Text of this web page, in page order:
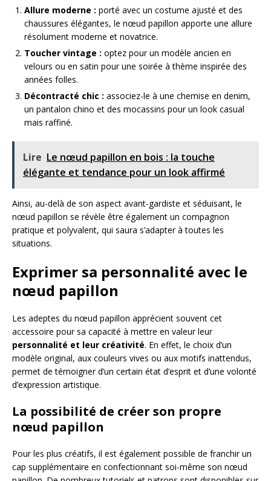
Allure moderne : porté avec un costume ajusté et des
chaussures élégantes, le nœud papillon apporte une allure
résolument moderne et novatrice.
Toucher vintage : optez pour un modèle ancien en
velours ou en satin pour une soirée à thème inspirée des
années folles.
Décontracté chic : associez-le à une chemise en denim,
un pantalon chino et des mocassins pour un look casual
mais raffiné.
Lire Le nœud papillon en bois : la touche
élégante et tendance pour un look affirmé
Ainsi, au-delà de son aspect avant-gardiste et séduisant, le
nœud papillon se révèle être également un compagnon
pratique et polyvalent, qui saura s’adapter à toutes les
situations.
Exprimer sa personnalité avec le
nœud papillon
Les adeptes du nœud papillon apprécient souvent cet
accessoire pour sa capacité à mettre en valeur leur
personnalité et leur créativité. En effet, le choix d’un
modèle original, aux couleurs vives ou aux motifs inattendus,
permet de témoigner d’un certain état d’esprit et d’une volonté
d’expression artistique.
La possibilité de créer son propre
nœud papillon
Pour les plus créatifs, il est également possible de franchir un
cap supplémentaire en confectionnant soi-même son nœud